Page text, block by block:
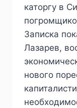
каторгу в
Записка
Лазарев,
нового